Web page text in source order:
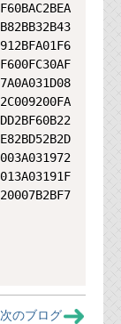
次のブログ